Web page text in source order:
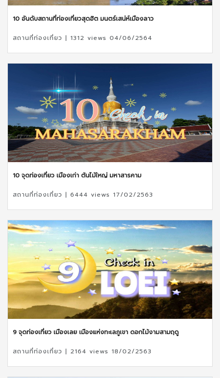
10 อันดับสถานที่ท่องเที่ยวสุดฮิต มนตร์เสน่ห์เมืองลาว
สถานที่ท่องเที่ยว | 1312 views 04/06/2564
10 จุดท่องเที่ยว เมืองเก่า ต้นไม้ใหญ่ มหาสารคาม
สถานที่ท่องเที่ยว | 6444 views 17/02/2563
9 จุดท่องเที่ยว เมืองเลย เมืองแห่งทะเลภูเขา ดอกไม้งามสามฤดู
สถานที่ท่องเที่ยว | 2164 views 18/02/2563